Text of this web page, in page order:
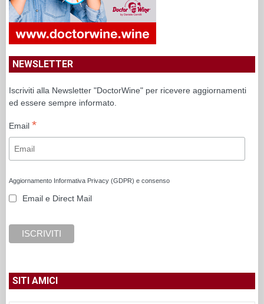
NEWSLETTER
Iscriviti alla Newsletter "DoctorWine" per ricevere aggiornamenti
ed essere sempre informato.
Email *
Aggiornamento Informativa Privacy (GDPR) e consenso
Email e Direct Mail
SITI AMICI